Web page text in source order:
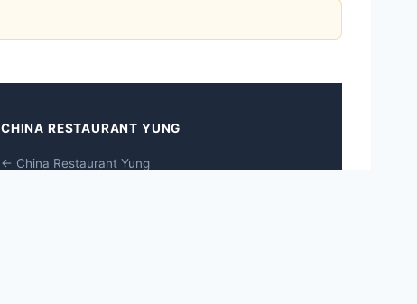
CHINA RESTAURANT YUNG
← China Restaurant Yung